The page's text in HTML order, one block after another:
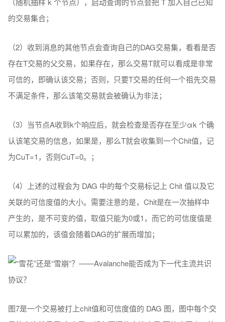
的交易集合；
（2）收到消息的其他节点会查询自己的DAG交易集，看看是否
存在T交易的父交易，如果存在，那么交易T就可以看成是非常
可信的，即确认该交易；否则，只要T交易的任何一个祖先交易
不满足条件，那么该笔交易就会被确认为非法；
（3）当节点A收到k个响应后，就会检查是否存在至少αk 个确
认该笔交易的信息，如果是，那么T就会收集到一个Chit值，记
为CuT=1，否则CuT=0。；
（4）上述的过程会为 DAG 中的每个交易标记上 Chit 值以及它
关联的可信度值的大小。需要注意的是，Chit是在一次抽样中
产生的，是不可变的值，取值只能为0或1，而它的可信度值是
可以累加的，该值会随着DAG的扩展而增加；
图7是一个交易被打上chit值和可信度值的 DAG 图，图中每个交